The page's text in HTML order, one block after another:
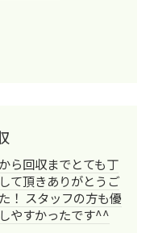
ら回収までとても丁
て頂きありがとうご
！ スタッフの方も優
やすかったです^^